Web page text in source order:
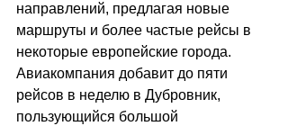
направлений, предлагая новые
маршруты и более частые рейсы в
некоторые европейские города.
Авиакомпания добавит до пяти
рейсов в неделю в Дубровник,
пользующийся большой